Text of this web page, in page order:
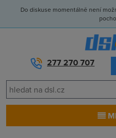
Do diskuse momentálně není
277 270 707